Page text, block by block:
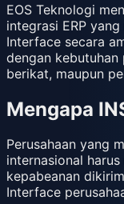
EOS Teknologi
integrasi ERP
Interface secara
dengan kebutuhan
berikat, maupun
Mengapa
Perusahaan yang
internasional
kepabeanan
Interface